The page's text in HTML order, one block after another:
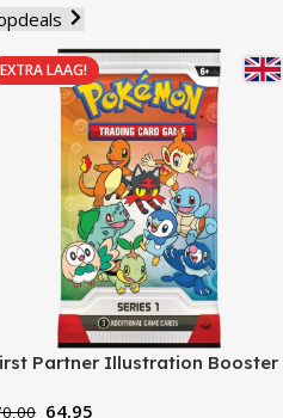
EXTRA LAAG!
Partner Illustration Booster
64,95